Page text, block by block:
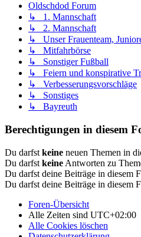
Oldschdod Forum
↳ 1. Mannschaft
↳ 2. Mannschaft
↳ Unser Frauenteam,
↳ Mitfahrbörse
↳ Sonstiger Fußball
↳ Feiern und konspirative
↳ Verbesserungsvorschläge
↳ Sonstiges
↳ Bayreuth
Berechtigungen in diesem
Du darfst keine neuen Themen in
Du darfst keine Antworten zu
Du darfst deine Beiträge in diesem
Du darfst deine Beiträge in diesem
Foren-Übersicht
Alle Zeiten sind UTC+02:00
Alle Cookies löschen